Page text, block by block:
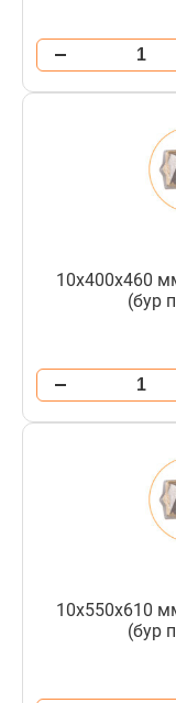
10х400х460
(бур
10х550х610
(бур